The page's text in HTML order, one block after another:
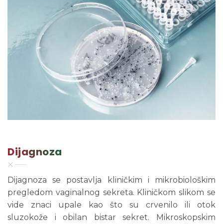
Dijagnoza
Dijagnoza se postavlja kliničkim i mikrobiološkim
pregledom vaginalnog sekreta. Kliničkom slikom se
vide znaci upale kao što su crvenilo ili otok
sluzokože i obilan bistar sekret. Mikroskopskim